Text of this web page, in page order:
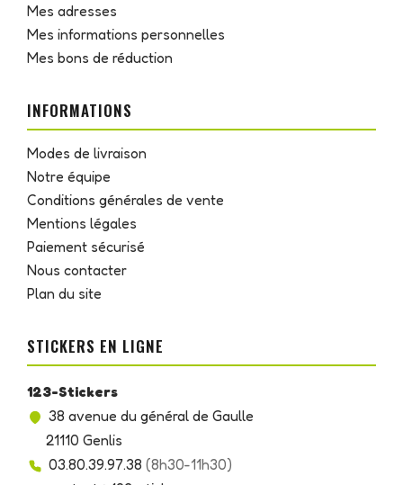
Mes adresses
Mes informations personnelles
Mes bons de réduction
INFORMATIONS
Modes de livraison
Notre équipe
Conditions générales de vente
Mentions légales
Paiement sécurisé
Nous contacter
Plan du site
STICKERS EN LIGNE
123-Stickers
38 avenue du général de Gaulle
21110 Genlis
03.80.39.97.38 (8h30-11h30)